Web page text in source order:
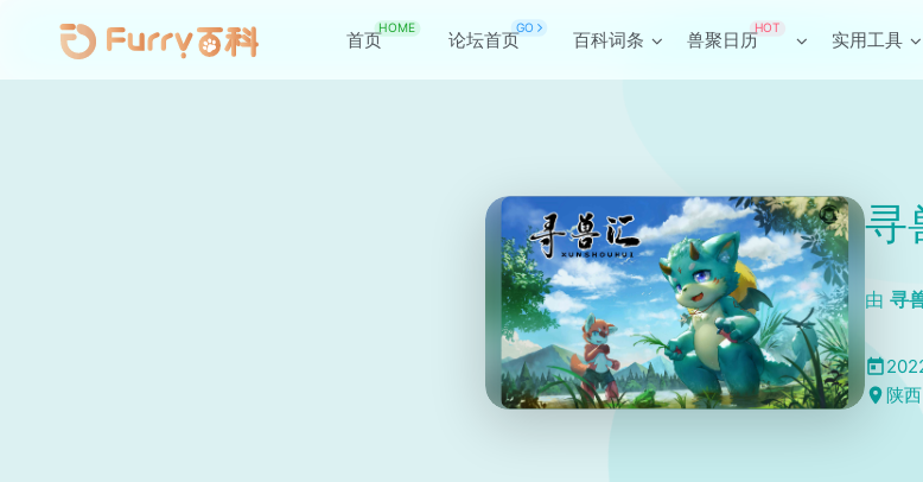
首页
HOME
论坛首页GO 百科词条 兽聚日历
HOT
实用工具
寻
由 寻
陕